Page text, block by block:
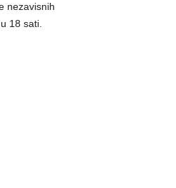
nezavisnih
18 sati.